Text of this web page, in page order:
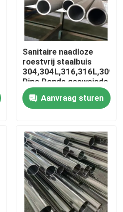
Sanitaire naadloze
roestvrij staalbuis
Pipe Ronde gesweisde
buizen
Aanvraag sturen